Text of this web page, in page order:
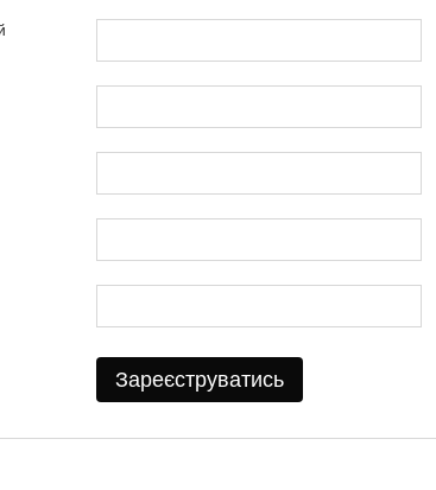
Зареєструватись